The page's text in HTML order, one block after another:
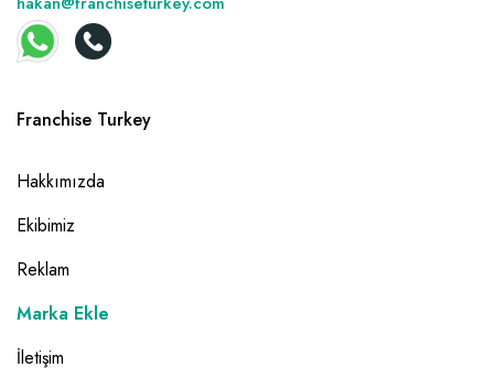
Franchise Turkey
Hakkımızda
Ekibimiz
Reklam
Marka Ekle
İletişim